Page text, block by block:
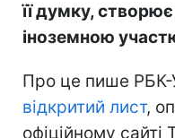
її думку,
іноземною
Про це пише РБК-
відкритий лист,
офіційному сайті